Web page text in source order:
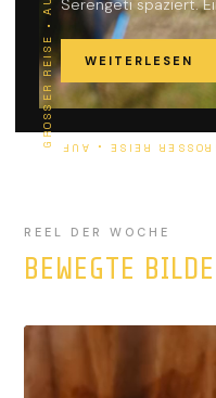
Serengeti spaziert.
WEITERLESEN
REEL DER WOCHE
BEWEGTE